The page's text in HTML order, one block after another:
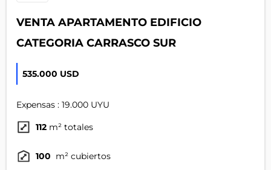
VENTA APARTAMENTO EDIFICIO
CATEGORIA CARRASCO SUR
535.000 USD
Expensas : 19.000 UYU
112 m² totales
100 m² cubiertos